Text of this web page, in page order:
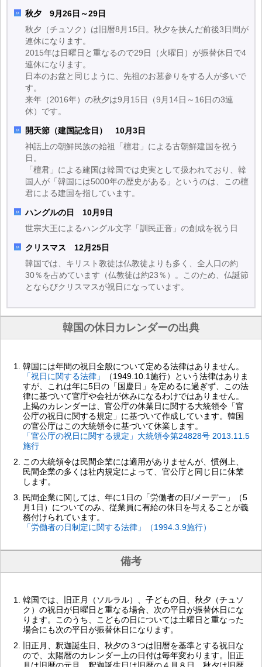
秋夕 9月26日～29日
秋夕（チュソク）は旧暦8月15日。秋夕を挟んだ前後3日間が
連休になります。
2015年は日曜日と重なるので29日（火曜日）が振替休日で4
連休になります。
日本のお盆と同じように、先祖のお墓参りをする人が多いで
す。
来年（2016年）の秋夕は9月15日（9月14日～16日の3連
休）です。
開天節（建国記念日） 10月3日
神話上の朝鮮民族の始祖「檀君」による古朝鮮建国を祝う
日。
「檀君」による建国は韓国では史実として扱われており、韓
国人が「韓国には5000年の歴史がある」というのは、この檀
君による建国を指しています。
ハングルの日 10月9日
世宗大王によるハングル文字「訓民正音」の創成を祝う日
クリスマス 12月25日
韓国では、キリスト教徒は仏教徒よりも多く、全人口の約
30％を占めています（仏教徒は約23％）。このため、仏誕節
とならびクリスマスが祝日になっています。
韓国の休日カレンダーの出典
韓国には年間の祝日全般について定める法律はありません。
「祝日に関する法律」
（1949.10.1施行）という法律はありま
すが、これは年に5日の「国慶日」を定めるに過ぎず、この法
律に基づいて官庁や会社が休みになるわけではありません。
上掲のカレンダーは、官公庁の休業日に関する大統領令「官
公庁の祝日に関する規定」に基づいて作成しています。韓国
の官公庁はこの大統領令に基づいて休業します。
「官公庁の祝日に関する規定」大統領令第24828号 2013.11.5
施行
この大統領令は民間企業には適用がありませんが、慣例上、
民間企業の多くは社内規定によって、官公庁と同じ日に休業
します。
民間企業に関しては、年に1日の「労働者の日/メーデー」（5
月1日）についてのみ、従業員に有給の休日を与えることが義
務付けられています。
「労働者の日制定に関する法律」（1994.3.9施行）
備考
韓国では、旧正月（ソルラル）、子どもの日、秋夕（チュソ
ク）の祝日が日曜日と重なる場合、次の平日が振替休日にな
ります。このうち、こどもの日については土曜日と重なった
場合にも次の平日が振替休日になります。
旧正月、釈迦誕生日、秋夕の３つは旧暦を基準とする祝日な
ので、太陽暦のカレンダー上の日付は毎年変わります。旧正